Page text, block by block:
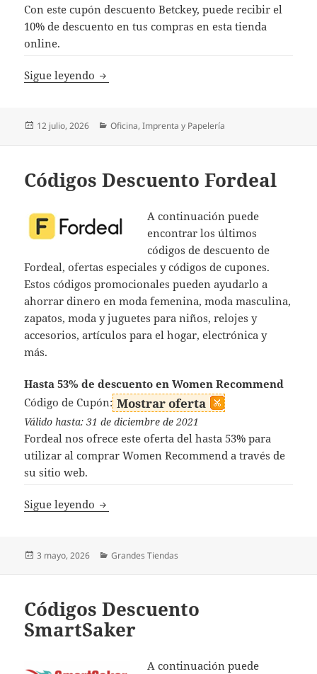
Con este cupón descuento Betckey, puede recibir el
10% de descuento en tus compras en esta tienda
online.
Sigue leyendo Códigos Descuento Betckey
Publicado
12 julio, 2026 Categorías
Oficina, Imprenta y Papelería
Códigos Descuento Fordeal
A continuación puede
encontrar los últimos
códigos de descuento de
Fordeal, ofertas especiales y códigos de cupones.
Estos códigos promocionales pueden ayudarlo a
ahorrar dinero en moda femenina, moda masculina,
zapatos, moda y juguetes para niños, relojes y
accesorios, artículos para el hogar, electrónica y
más.
Hasta 53% de descuento en Women Recommend
Código de Cupón: Mostrar oferta
Válido hasta: 31 de diciembre de 2021
Fordeal nos ofrece este oferta del hasta 53% para
utilizar al comprar Women Recommend a través de
su sitio web.
Sigue leyendo Códigos Descuento Fordeal
Publicado
3 mayo, 2026 Categorías
Grandes Tiendas
Códigos Descuento
SmartSaker
A continuación puede